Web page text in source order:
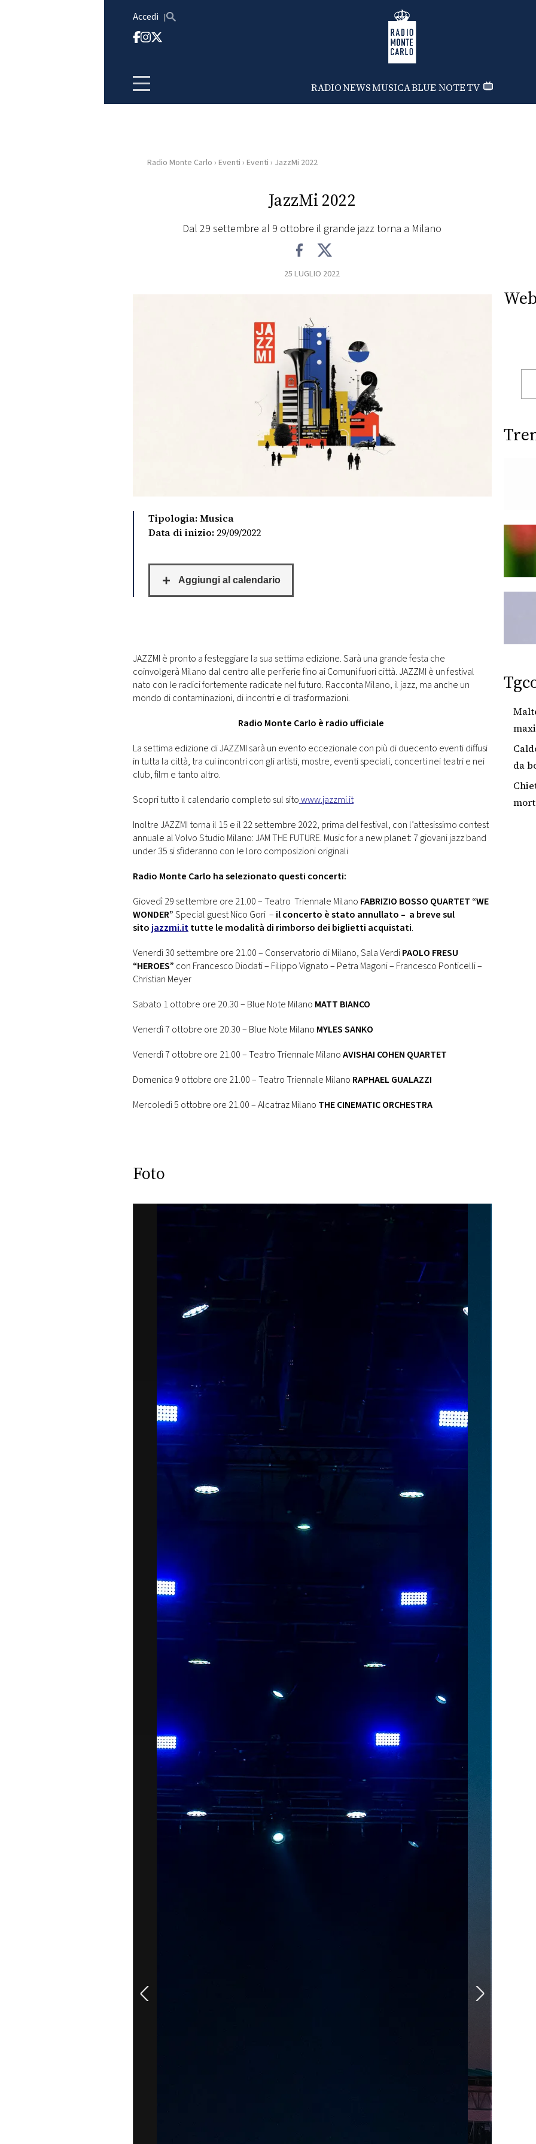
Accedi Radio Monte Carlo
RADIONEWSMUSICABLUE NOTETV
HOME
PRINCIPATO
CONSIGLIA
Radio Monte Carlo › Eventi › Eventi › JazzMi 2022
JazzMi 2022
Dal 29 settembre al 9 ottobre il grande jazz torna a Milano
25 LUGLIO 2022
Tipologia: Musica
Data di inizio: 29/09/2022
JAZZMI è pronto a festeggiare la sua settima edizione. Sarà una grande festa che
coinvolgerà Milano dal centro alle periferie fino ai Comuni fuori città. JAZZMI è un festival
nato con le radici fortemente radicate nel futuro. Racconta Milano, il jazz, ma anche un
mondo di contaminazioni, di incontri e di trasformazioni.
Radio Monte Carlo è radio ufficiale
La settima edizione di JAZZMI sarà un evento eccezionale con più di duecento eventi diffusi
in tutta la città, tra cui incontri con gli artisti, mostre, eventi speciali, concerti nei teatri e nei
club, film e tanto altro.
Scopri tutto il calendario completo sul sitowww.jazzmi.it
Inoltre JAZZMI torna il 15 e il 22 settembre 2022, prima del festival, con l’attesissimo contest
annuale al Volvo Studio Milano: JAM THE FUTURE. Music for a new planet: 7 giovani jazz band
under 35 si sfideranno con le loro composizioni originali
Radio Monte Carlo ha selezionato questi concerti:
Giovedì 29 settembre ore 21.00 – Teatro Triennale Milano FABRIZIO BOSSO QUARTET “WE
WONDER”Special guest Nico Gori – il concerto è stato annullato – a breve sul
sito jazzmi.ittutte le modalità di rimborso dei biglietti acquistati.
Venerdì 30 settembre ore 21.00 – Conservatorio di Milano, Sala VerdiPAOLO FRESU
“HEROES” con Francesco Diodati – Filippo Vignato – Petra Magoni – Francesco Ponticelli –
Christian Meyer
Sabato 1 ottobre ore 20.30 – Blue Note Milano MATT BIANCO
Venerdì 7 ottobre ore 20.30 – Blue Note Milano MYLES SANKO
Venerdì 7 ottobre ore 21.00 – Teatro Triennale MilanoAVISHAI COHEN QUARTET
Domenica 9 ottobre ore 21.00 – Teatro Triennale Milano RAPHAEL GUALAZZI
Mercoledì 5 ottobre ore 21.00 – Alcatraz Milano THE CINEMATIC ORCHESTRA
Foto
120
da